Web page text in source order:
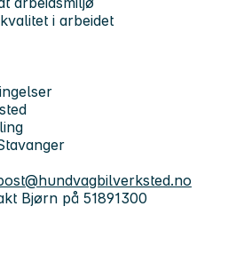
i arbeidet
Bjørn på 51891300